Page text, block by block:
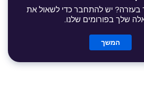
בעזרה? יש להתחבר כדי לשאול את
שלך בפורומים שלנו.
המשך